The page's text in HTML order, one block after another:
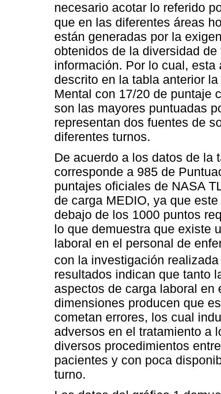
necesario acotar lo referido
que en las diferentes áreas
están generadas por la
obtenidos de la diversidad
información. Por lo cual,
descrito en la tabla anterior
Mental con 17/20 de puntaje
son las mayores puntuadas
representan dos fuentes de
diferentes turnos.
De acuerdo a los datos de la
corresponde a 985 de
puntajes oficiales de NASA
de carga MEDIO, ya que
debajo de los 1000 puntos
lo que demuestra que existe
laboral en el personal de
con la investigación realizada
resultados indican que tanto
aspectos de carga laboral
dimensiones producen que
cometan errores, los cual
adversos en el tratamiento a
diversos procedimientos
pacientes y con poca
turno.